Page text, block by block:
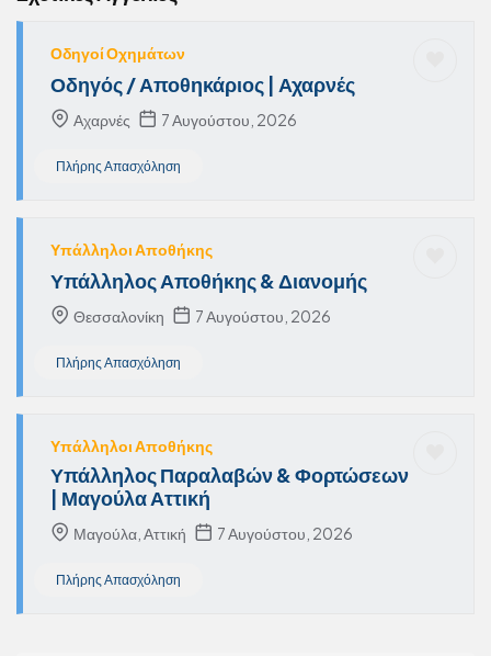
Οδηγοί Οχημάτων
Οδηγός / Αποθηκάριος | Αχαρνές
Αχαρνές 7 Αυγούστου, 2026
Πλήρης Απασχόληση
Υπάλληλοι Αποθήκης
Υπάλληλος Αποθήκης & Διανομής
Θεσσαλονίκη 7 Αυγούστου, 2026
Πλήρης Απασχόληση
Υπάλληλοι Αποθήκης
Υπάλληλος Παραλαβών & Φορτώσεων
| Μαγούλα Αττική
Μαγούλα, Αττική 7 Αυγούστου, 2026
Πλήρης Απασχόληση